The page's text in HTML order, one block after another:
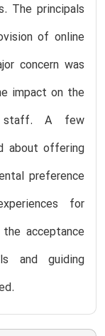
The principals
of online
concern was
impact on the
staff. A few
about offering
preference
for
acceptance
and guiding